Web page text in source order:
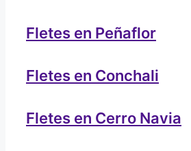
Fletes en Peñaflor
Fletes en Conchali
Fletes en Cerro Navia